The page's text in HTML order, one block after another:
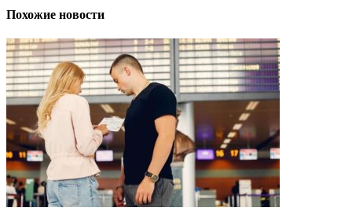
Похожие новости